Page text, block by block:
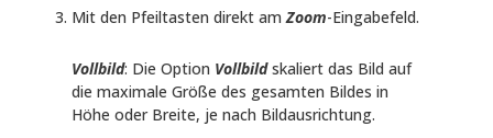
Mit den Pfeiltasten direkt amZoom-Eingabefeld.
Vollbild: Die Option Vollbildskaliert das Bild auf
die maximale Größe des gesamten Bildes in
Höhe oder Breite, je nach Bildausrichtung.